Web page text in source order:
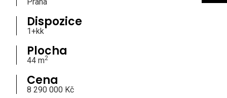
Dispozice
1+kk
Plocha
44 m2
Cena
8 290 000 Kč